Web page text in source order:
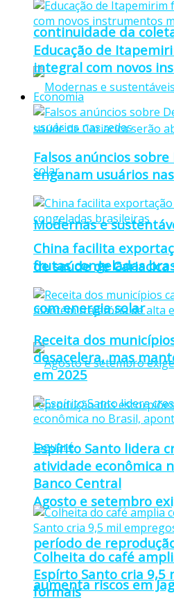
continuidade da
Modernas e
de saúde de
com energia solar
Agosto e setembro
período de
aumenta riscos em
Educação de
integral com novos
Economia
Falsos anúncios
enganam usuários
China facilita
frutas congeladas
Receita dos
desacelera, mas
em 2025
Espírito Santo lidera
atividade econômica
Banco Central
Colheita do café
Espírto Santo cria 9,5
formais